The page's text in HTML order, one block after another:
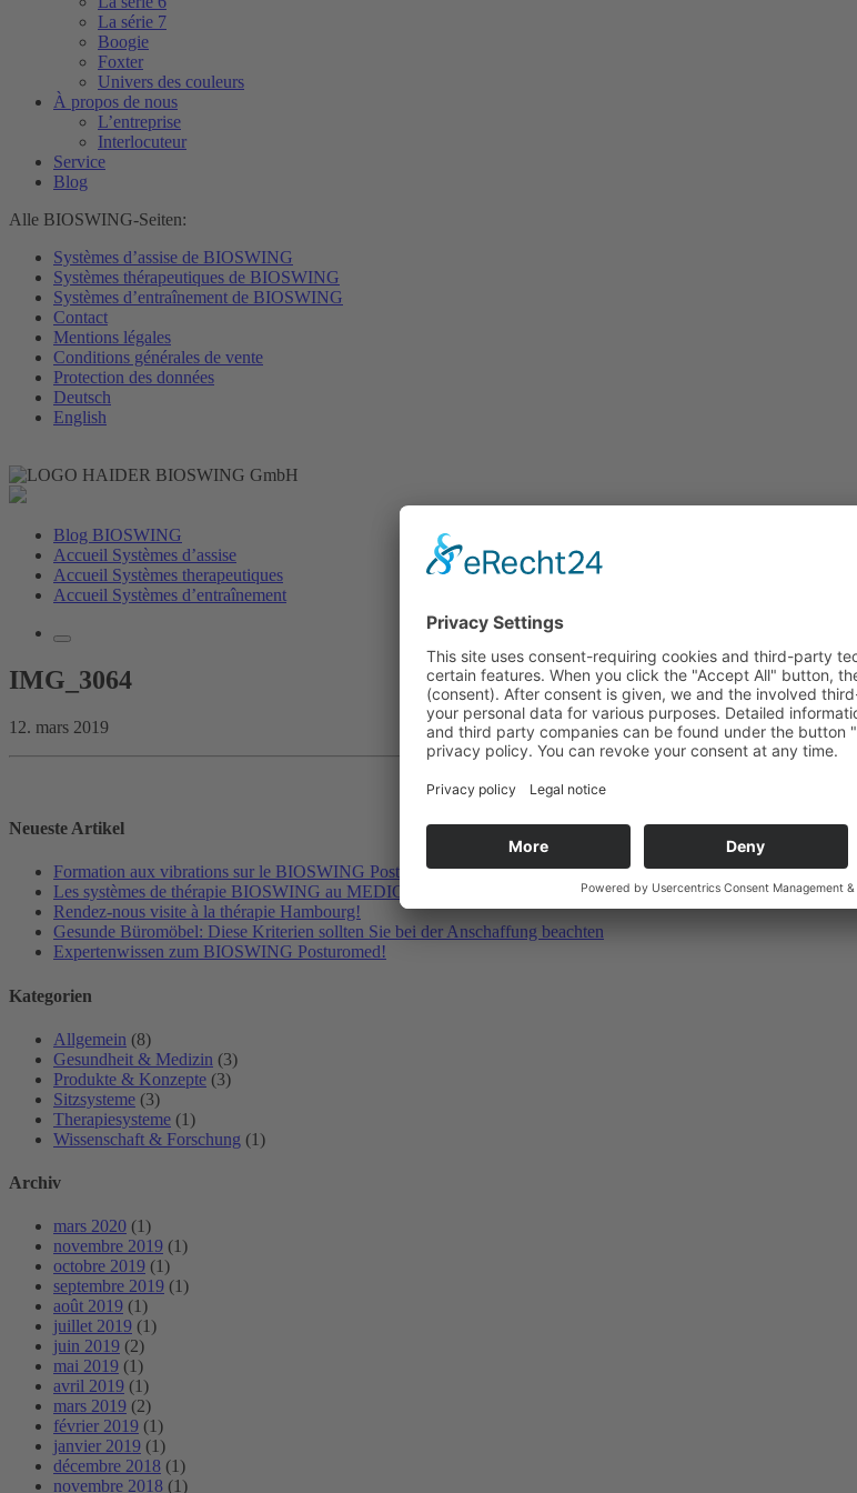
La série 7
Boogie
Foxter
Univers des couleurs
À propos de nous
L’entreprise
Interlocuteur
Service
Blog
Alle BIOSWING-Seiten:
Systèmes d’assise de BIOSWING
Systèmes thérapeutiques de BIOSWING
Systèmes d’entraînement de BIOSWING
Contact
Mentions légales
Conditions générales de vente
Protection des données
Deutsch
English
Blog BIOSWING
Accueil Systèmes d’assise
Accueil Systèmes therapeutiques
Accueil Systèmes d’entraînement
IMG_3064
12. mars 2019
Neueste Artikel
Formation aux vibrations sur le BIOSWING Posturomed 202
Les systèmes de thérapie BIOSWING au MEDICA 2019!
Rendez-nous visite à la thérapie Hambourg!
Gesunde Büromöbel: Diese Kriterien sollten Sie bei der Anschaffung beachten
Expertenwissen zum BIOSWING Posturomed!
Kategorien
Allgemein (8)
Gesundheit & Medizin (3)
Produkte & Konzepte (3)
Sitzsysteme (3)
Therapiesysteme (1)
Wissenschaft & Forschung (1)
Archiv
mars 2020 (1)
novembre 2019 (1)
octobre 2019 (1)
septembre 2019 (1)
août 2019 (1)
juillet 2019 (1)
juin 2019 (2)
mai 2019 (1)
avril 2019 (1)
mars 2019 (2)
février 2019 (1)
janvier 2019 (1)
décembre 2018 (1)
novembre 2018 (1)